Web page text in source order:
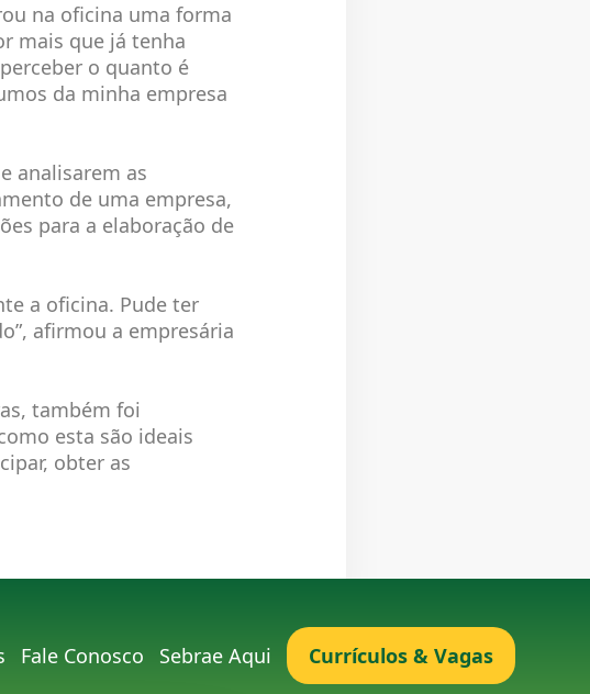
na oficina uma forma
mais que já tenha
o quanto é
da minha empresa
analisarem as
de uma empresa,
para a elaboração de
a oficina. Pude ter
afirmou a empresária
também foi
esta são ideais
obter as
Fale Conosco Sebrae Aqui Currículos & Vagas